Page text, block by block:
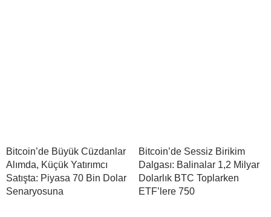
Bitcoin’de Büyük Cüzdanlar
Alımda, Küçük Yatırımcı
Satışta: Piyasa 70 Bin Dolar
Senaryosuna
Bitcoin’de Sessiz Birikim
Dalgası: Balinalar 1,2 Milyar
Dolarlık BTC Toplarken
ETF’lere 750